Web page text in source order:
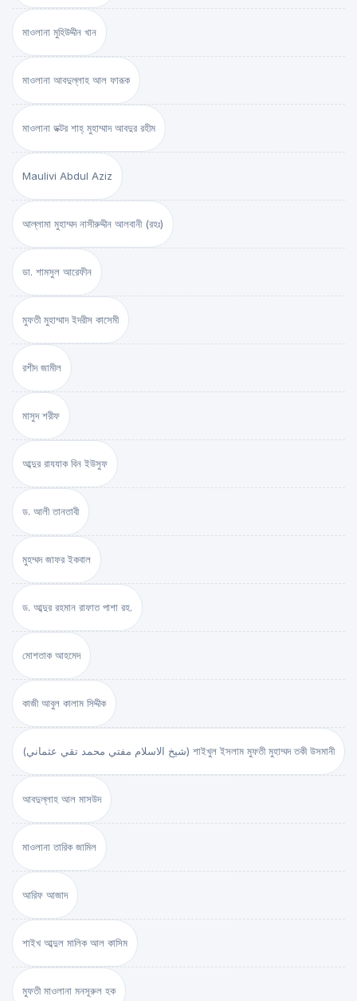
মাওলানা মুহিউদ্দীন খান
মাওলানা আবদুল্লাহ আল ফারূক
মাওলানা ডক্টর শাহ্‌ মুহাম্মাদ আবদুর রহীম
Maulivi Abdul Aziz
আল্লামা মুহাম্মদ নাসীরুদ্দীন আলবানী (রহঃ)
ডা. শামসুল আরেফীন
মুফতী মুহাম্মাদ ইদরীস কাসেমী
রশীদ জামীল
মাসুদ শরীফ
আব্দুর রাযযাক বিন ইউসুফ
ড. আলী তানতাবী
মুহম্মদ জাফর ইকবাল
ড. আব্দুর রহমান রাফাত পাশা রহ.
মোশতাক আহমেদ
কাজী আবুল কালাম সিদ্দীক
(شيخ الاسلام مفتي محمد تقي عثماني) শাইখুল ইসলাম মুফতী মুহাম্মদ তকী উসমানী
আবদুল্লাহ আল মাসউদ
মাওলানা তারিক জামিল
আরিফ আজাদ
শাইখ আব্দুল মালিক আল কাসিম
মুফতী মাওলানা মনসূরুল হক